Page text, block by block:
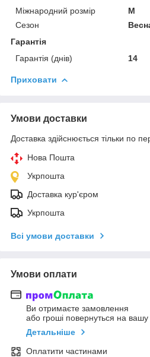
Міжнародний розмір
M
Сезон
Гарантія
Гарантія (днів)
14
Приховати
Умови доставки
Доставка здійснюється тільки по
Нова Пошта
Укрпошта
Доставка кур'єром
Укрпошта
Всі умови доставки
Умови оплати
Ви отримаєте замовлення
або гроші повернуться на вашу
Детальніше
Оплатити частинами